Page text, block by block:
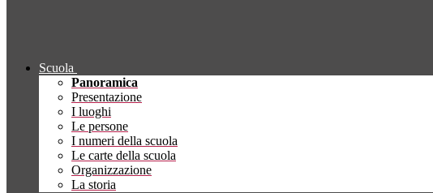
Scuola
Panoramica
Presentazione
I luoghi
Le persone
I numeri della scuola
Le carte della scuola
Organizzazione
La storia